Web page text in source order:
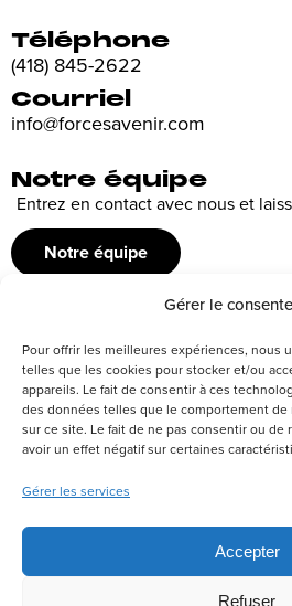
Gérer le
Pour offrir les meilleures expériences, nous
telles que les cookies pour stocker et/ou
appareils. Le fait de consentir à ces
des données telles que le comportement de
sur ce site. Le fait de ne pas consentir ou
avoir un effet négatif sur certaines
Gérer les services
Accepter
Refuser
Téléphone
(418) 845-2622
Courriel
info@forcesavenir.com
Notre équipe
Entrez en contact avec nous et
Notre équipe
Recrutement
Découvrez nos offres d’emploi ou
spontanée
Postuler